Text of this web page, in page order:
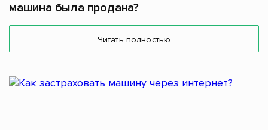
машина была продана?
Читать полностью